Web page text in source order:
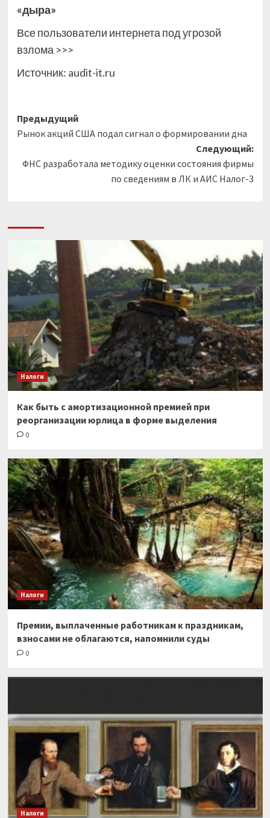
«дыра»
Все пользователи интернета под угрозой
взлома >>>
Источник: audit-it.ru
Навигация
записи
Предыдущий
Рынок акций США подал сигнал о формировании дна
Следующий:
ФНС разработала методику оценки состояния фирмы
по сведениям в ЛК и АИС Налог-3
Налоги
Как быть с амортизационной премией при
реорганизации юрлица в форме выделения
0
Налоги
Премии, выплаченные работникам к праздникам,
взносами не облагаются, напомнили суды
0
Налоги